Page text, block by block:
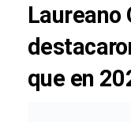
Laureano
que en